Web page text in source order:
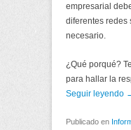
empresarial
diferentes redes
necesario.
¿Qué porqué?
para hallar la
Seguir leyendo
Publicado en